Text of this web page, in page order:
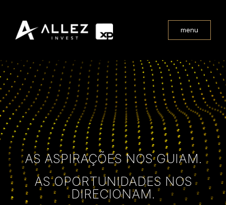
menu
AS ASPIRAÇÕES NOS GUIAM.
AS OPORTUNIDADES NOS
DIRECIONAM.